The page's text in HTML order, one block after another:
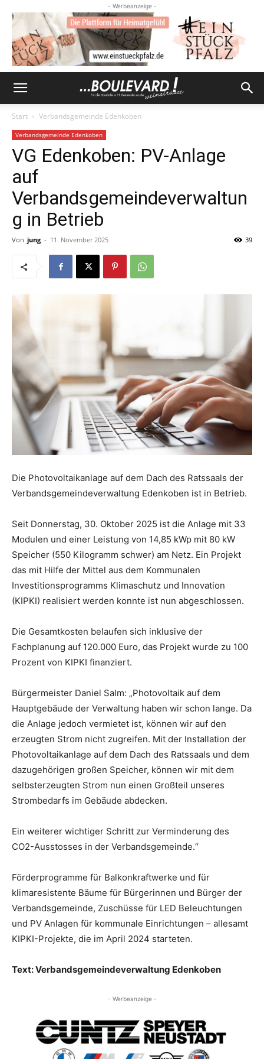
- Werbeanzeige -
Start Verbandsgemeinde Edenkoben
Verbandsgemeinde Edenkoben
VG Edenkoben: PV-Anlage
auf
Verbandsgemeindeverwaltun
g in Betrieb
Von jung - 11. November 2025 39
Die Photovoltaikanlage auf dem Dach des Ratssaals der
Verbandsgemeindeverwaltung Edenkoben ist in Betrieb.
Seit Donnerstag, 30. Oktober 2025 ist die Anlage mit 33
Modulen und einer Leistung von 14,85 kWp mit 80 kW
Speicher (550 Kilogramm schwer) am Netz. Ein Projekt
das mit Hilfe der Mittel aus dem Kommunalen
Investitionsprogramms Klimaschutz und Innovation
(KIPKI) realisiert werden konnte ist nun abgeschlossen.
Die Gesamtkosten belaufen sich inklusive der
Fachplanung auf 120.000 Euro, das Projekt wurde zu 100
Prozent von KIPKI finanziert.
Bürgermeister Daniel Salm: „Photovoltaik auf dem
Hauptgebäude der Verwaltung haben wir schon lange. Da
die Anlage jedoch vermietet ist, können wir auf den
erzeugten Strom nicht zugreifen. Mit der Installation der
Photovoltaikanlage auf dem Dach des Ratssaals und dem
dazugehörigen großen Speicher, können wir mit dem
selbsterzeugten Strom nun einen Großteil unseres
Strombedarfs im Gebäude abdecken.
Ein weiterer wichtiger Schritt zur Verminderung des
CO2-Ausstosses in der Verbandsgemeinde.“
Förderprogramme für Balkonkraftwerke und für
klimaresistente Bäume für Bürgerinnen und Bürger der
Verbandsgemeinde, Zuschüsse für LED Beleuchtungen
und PV Anlagen für kommunale Einrichtungen – allesamt
KIPKI-Projekte, die im April 2024 starteten.
Text: Verbandsgemeindeverwaltung Edenkoben
- Werbeanzeige -